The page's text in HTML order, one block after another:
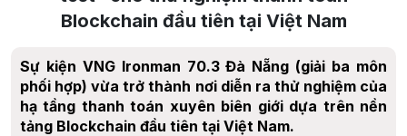
Blockchain đầu tiên tại Việt Nam
Sự kiện VNG Ironman 70.3 Đà Nẵng (giải ba môn
phối hợp) vừa trở thành nơi diễn ra thử nghiệm của
hạ tầng thanh toán xuyên biên giới dựa trên nền
tảng Blockchain đầu tiên tại Việt Nam.